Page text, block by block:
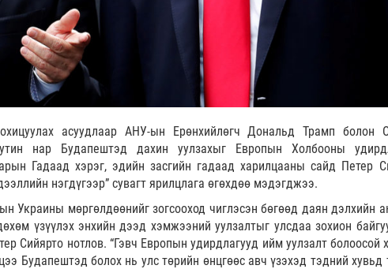
асуудлаар АНУ-ын Ерөнхийлөгч Дональд Трамп болон
нар Будапештэд дахин уулзахыг Европын Холбооны
Гадаад хэрэг, эдийн засгийн гадаад харилцааны сайд Петер
нэгдүгээр” сувагт ярилцлага өгөхдөө мэдэгджээ.
Украины мөргөлдөөнийг зогсооход чиглэсэн бөгөөд даян дэлхийн
үзүүлэх энхийн дээд хэмжээний уулзалтыг улсдаа зохион
Сийярто нотлов. “Гэвч Европын удирдлагууд ийм уулзалт болоосой
Будапештэд болох нь улс төрийн өнцгөөс авч үзэхэд тэдний хувьд